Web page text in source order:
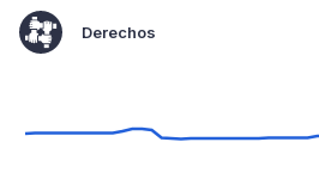
Derechos